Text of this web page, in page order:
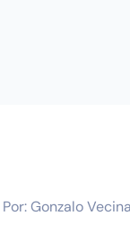
Por: Gonzalo